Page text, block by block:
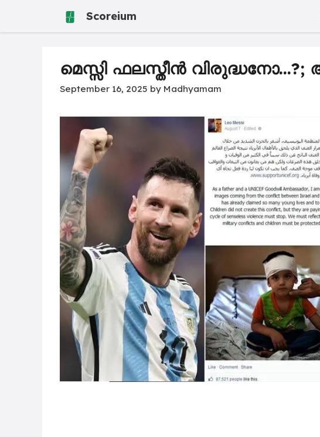
Scoreium
മെസ്സി ഫലസ്തീൻ വിരുദ്ധനോ…?;
September 16, 2025 by Madhyamam